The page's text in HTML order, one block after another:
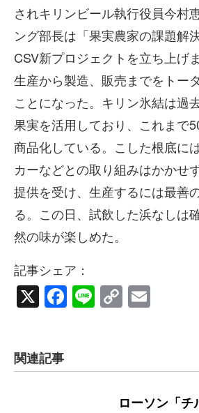
されキリンビール執行役員今村
ング部長は「果実農家の課題解
CSV新プロジェクトを立ち上げ
生産から製造、販売までをトー
ことになった。キリン氷結は過
果実を活用しており、これまで
商品化している。こした根底に
カーなどとの取り組みはかかせ
提供を受け、生産するには最善
る。この日、試飲した浜なしは
然の味が楽しめた。
記事シェア：
X Facebook
LineCopy
関連記事
ローソン「